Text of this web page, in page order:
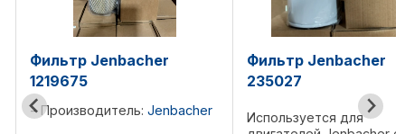
Фильтр Jenbacher
235027
Используется для
Фильтр масляный
Jenbacher 225125
Производитель: